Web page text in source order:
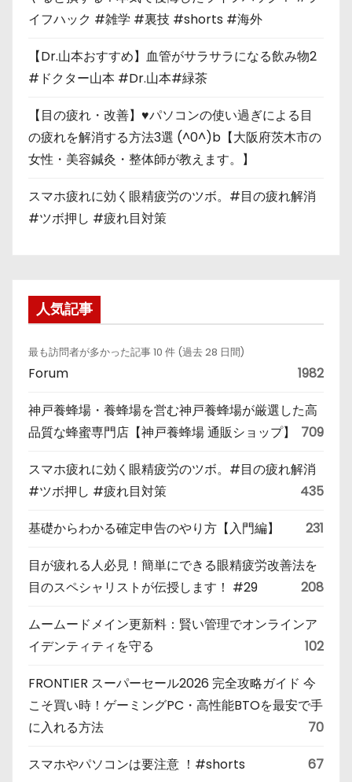
イフハック #雑学 #裏技 #shorts #海外
【Dr.山本おすすめ】血管がサラサラになる飲み物2
#ドクター山本 #Dr.山本#緑茶
【目の疲れ・改善】♥パソコンの使い過ぎによる目
の疲れを解消する方法3選 (^0^)b【大阪府茨木市の
女性・美容鍼灸・整体師が教えます。】
スマホ疲れに効く眼精疲労のツボ。#目の疲れ解消
#ツボ押し #疲れ目対策
人気記事
最も訪問者が多かった記事 10 件 (過去 28 日間)
Forum 1982
神戸養蜂場・養蜂場を営む神戸養蜂場が厳選した高
品質な蜂蜜専門店【神戸養蜂場 通販ショップ】
709
スマホ疲れに効く眼精疲労のツボ。#目の疲れ解消
#ツボ押し #疲れ目対策
435
基礎からわかる確定申告のやり方【入門編】 231
目が疲れる人必見！簡単にできる眼精疲労改善法を
目のスペシャリストが伝授します！ #29
208
ムームードメイン更新料：賢い管理でオンラインア
イデンティティを守る
102
FRONTIER スーパーセール2026 完全攻略ガイド 今
こそ買い時！ゲーミングPC・高性能BTOを最安で手
に入れる方法
70
スマホやパソコンは要注意 ！#shorts 67